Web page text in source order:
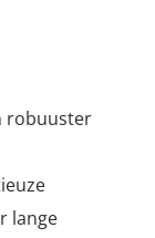
robuuster
lange